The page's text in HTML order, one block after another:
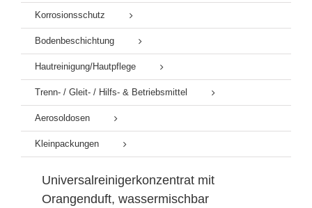
Korrosionsschutz
Bodenbeschichtung
Hautreinigung/Hautpflege
Trenn- / Gleit- / Hilfs- & Betriebsmittel
Aerosoldosen
Kleinpackungen
Universalreinigerkonzentrat mit
Orangenduft, wassermischbar